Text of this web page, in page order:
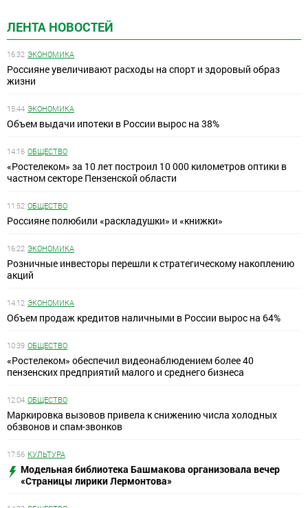
ЛЕНТА НОВОСТЕЙ
16:32 ЭКОНОМИКА
Россияне увеличивают расходы на спорт и здоровый образ
жизни
15:44 ЭКОНОМИКА
Объем выдачи ипотеки в России вырос на 38%
14:16 ОБЩЕСТВО
«Ростелеком» за 10 лет построил 10 000 километров оптики в
частном секторе Пензенской области
11:52 ОБЩЕСТВО
Россияне полюбили «раскладушки» и «книжки»
16:22 ЭКОНОМИКА
Розничные инвесторы перешли к стратегическому накоплению
акций
14:12 ЭКОНОМИКА
Объем продаж кредитов наличными в России вырос на 64%
10:39 ОБЩЕСТВО
«Ростелеком» обеспечил видеонаблюдением более 40
пензенских предприятий малого и среднего бизнеса
12:04 ОБЩЕСТВО
Маркировка вызовов привела к снижению числа холодных
обзвонов и спам-звонков
17:56 КУЛЬТУРА
Модельная библиотека Башмакова организовала вечер
«Страницы лирики Лермонтова»